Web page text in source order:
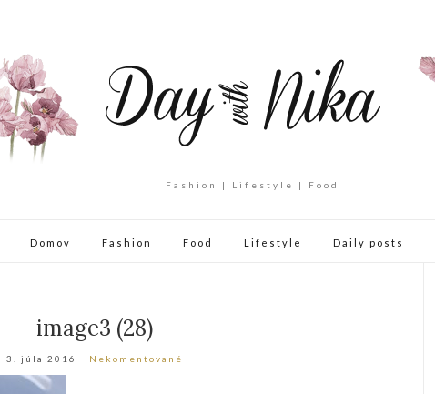
Fashion | Lifestyle | Food
Domov Fashion Food Lifestyle Daily posts
image3 (28)
3. júla 2016 Nekomentované